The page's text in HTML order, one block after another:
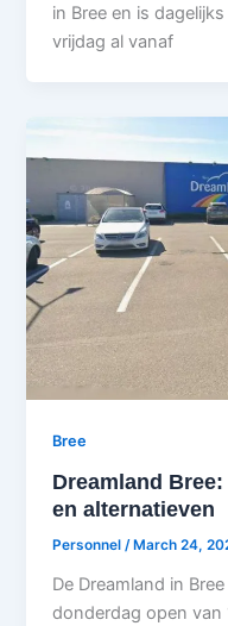
in Bree en is
vrijdag al vanaf
Bree
Dreamland
en alternatieven
Personnel/ March 24,
De Dreamland in
donderdag open van